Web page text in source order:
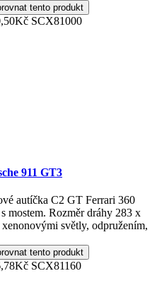
tento produkt
SCX81000
911 GT3
autíčka C2 GT Ferrari 360
mostem. Rozměr dráhy 283 x
světly, odpružením,
tento produkt
SCX81160